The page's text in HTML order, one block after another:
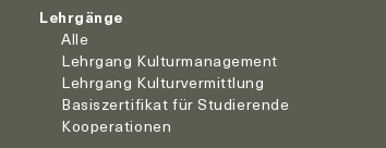
Lehrgänge
Alle
Lehrgang Kulturmanagement
Lehrgang Kulturvermittlung
Basiszertifikat für Studierende
Kooperationen